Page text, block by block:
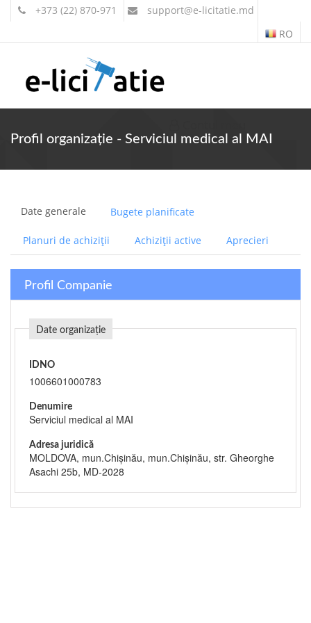
+373 (22) 870-971 support@e-licitatie.md
RO
Profil organizație - Serviciul medical al MAI
Date generale Bugete planificate
Planuri de achiziții Achiziții active Aprecieri
Profil Companie
Date organizație
IDNO
1006601000783
Denumire
Serviciul medical al MAI
Adresa juridică
MOLDOVA, mun.Chişinău, mun.Chişinău, str. Gheorghe
Asachi 25b, MD-2028